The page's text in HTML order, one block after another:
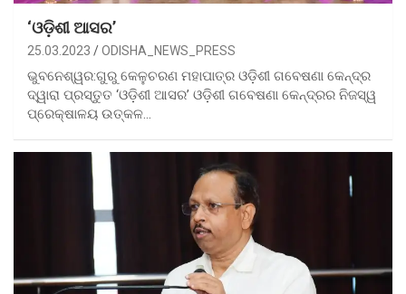
‘ଓଡ଼ିଶୀ ଆସର’
25.03.2023 ODISHA_NEWS_PRESS
ଭୁବନେଶ୍ୱର:ଗୁରୁ କେଳୁଚରଣ ମହାପାତ୍ର ଓଡ଼ିଶୀ ଗବେଷଣା କେନ୍ଦ୍ର
ଦ୍ୱାରା ପ୍ରସ୍ତୁତ ‘ଓଡ଼ିଶୀ ଆସର’ ଓଡ଼ିଶୀ ଗବେଷଣା କେନ୍ଦ୍ରର ନିଜସ୍ୱ
ପ୍ରେକ୍ଷାଳୟ ଉତ୍କଳ…